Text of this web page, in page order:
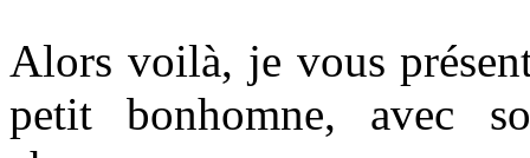
Alors voilà, je vous
petit bonhomne, avec